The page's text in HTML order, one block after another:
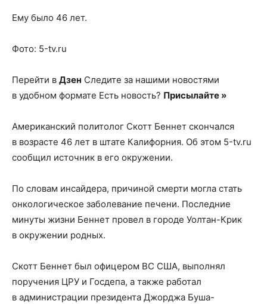
Ему было 46 лет.
Фото: 5-tv.ru
Перейти в Дзен Следите за нашими новостями
в удобном формате Есть новость? Присылайте »
Американский политолог Скотт Беннет скончался
в возрасте 46 лет в штате Калифорния. Об этом 5-tv.ru
сообщил источник в его окружении.
По словам инсайдера, причиной смерти могла стать
онкологическое заболевание печени. Последние
минуты жизни Беннет провел в городе Уолтан-Крик
в окружении родных.
Скотт Беннет был офицером ВС США, выполнял
поручения ЦРУ и Госдепа, а также работал
в администрации президента Джорджа Буша-